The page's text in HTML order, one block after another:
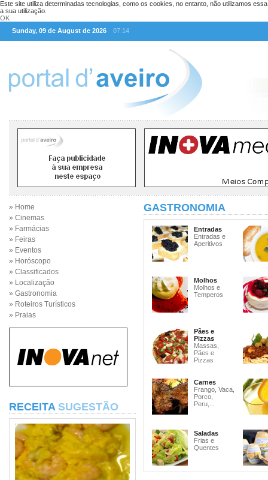
Este site utiliza determinadas tecnologias, como os cookies, no entanto, não utilizamos
a sua utilização.
OK
Sunday, 09 de August de 2026
07:14
» Home
» Cinemas
» Farmácias
» Feiras
» Eventos
» Horóscopo
» Classificados
» Localização
» Gastronomia
» Roteiros Turísticos
» Praias
RECEITA SUGESTÃO
GASTRONOMIA
Entradas
Entradas e
Aperitivos
Molhos
Molhos e
Temperos
Pães e
Pizzas
Massas,
Pães e
Pizzas
Carnes
Frango, Vaca,
Porco,
Peru,...
Saladas
Frias e
Quentes